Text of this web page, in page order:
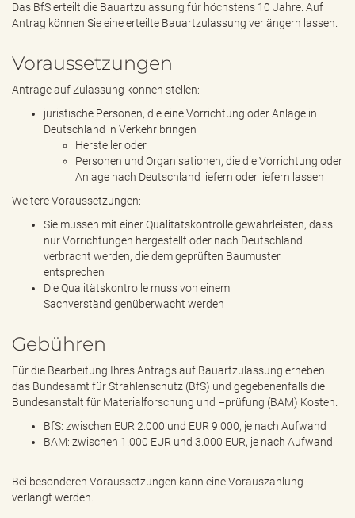
Das BfS erteilt die Bauartzulassung für höchstens 10 Jahre. Auf
Antrag können Sie eine erteilte Bauartzulassung verlängern lassen.
Voraussetzungen
Anträge auf Zulassung können stellen:
juristische Personen, die eine Vorrichtung oder Anlage in
Deutschland in Verkehr bringen
Hersteller oder
Personen und Organisationen, die die Vorrichtung oder
Anlage nach Deutschland liefern oder liefern lassen
Weitere Voraussetzungen:
Sie müssen mit einer Qualitätskontrolle gewährleisten, dass
nur Vorrichtungen hergestellt oder nach Deutschland
verbracht werden, die dem geprüften Baumuster
entsprechen
Die Qualitätskontrolle muss von einem
Sachverständigenüberwacht werden
Gebühren
Für die Bearbeitung Ihres Antrags auf Bauartzulassung erheben
das Bundesamt für Strahlenschutz (BfS) und gegebenenfalls die
Bundesanstalt für Materialforschung und –prüfung (BAM) Kosten.
BfS: zwischen EUR 2.000 und EUR 9.000, je nach Aufwand
BAM: zwischen 1.000 EUR und 3.000 EUR, je nach Aufwand
Bei besonderen Voraussetzungen kann eine Vorauszahlung
verlangt werden.